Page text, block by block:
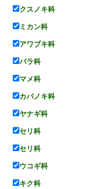
クスノキ科
ミカン科
アワブキ科
バラ科
マメ科
カバノキ科
ヤナギ科
セリ科
セリ科
ウコギ科
キク科